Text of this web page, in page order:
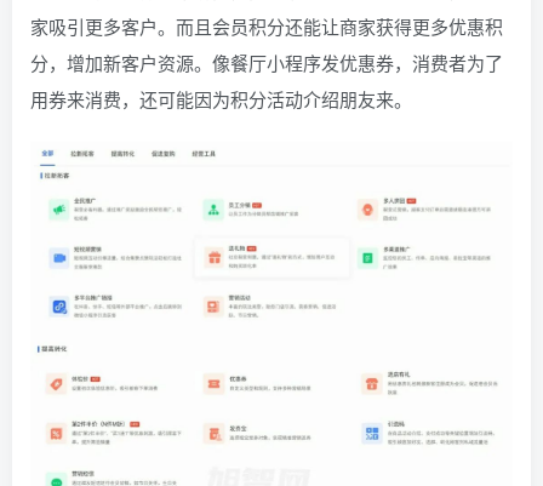
家吸引更多客户。而且会员积分还能让商家获得更多优惠积
分，增加新客户资源。像餐厅小程序发优惠券，消费者为了
用券来消费，还可能因为积分活动介绍朋友来。